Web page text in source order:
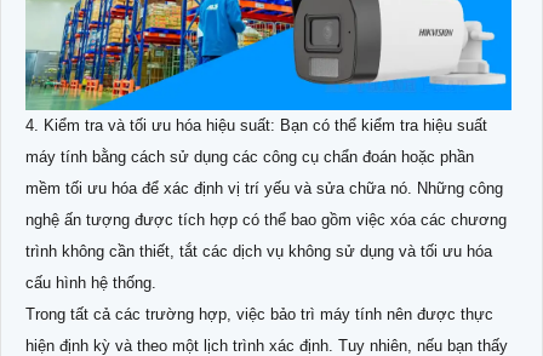
4. Kiểm tra và tối ưu hóa hiệu suất: Bạn có thể kiểm tra hiệu suất
máy tính bằng cách sử dụng các công cụ chẩn đoán hoặc phần
mềm tối ưu hóa để xác định vị trí yếu và sửa chữa nó. Những công
nghệ ấn tượng được tích hợp có thể bao gồm việc xóa các chương
trình không cần thiết, tắt các dịch vụ không sử dụng và tối ưu hóa
cấu hình hệ thống.
Trong tất cả các trường hợp, việc bảo trì máy tính nên được thực
hiện định kỳ và theo một lịch trình xác định. Tuy nhiên, nếu bạn thấy